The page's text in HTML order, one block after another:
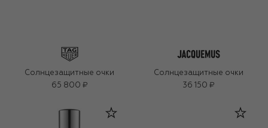
Солнцезащитные очки
65 800 ₽
Солнцезащитные очки
36 150 ₽